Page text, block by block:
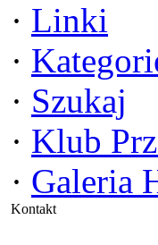
· Linki
·
· Szukaj
· Klub
· Galeria
Kontakt